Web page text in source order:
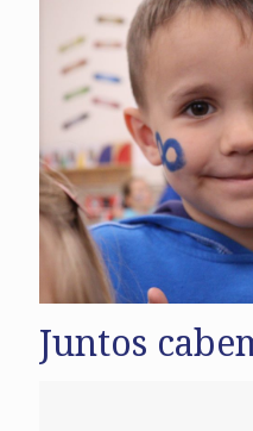
Juntos